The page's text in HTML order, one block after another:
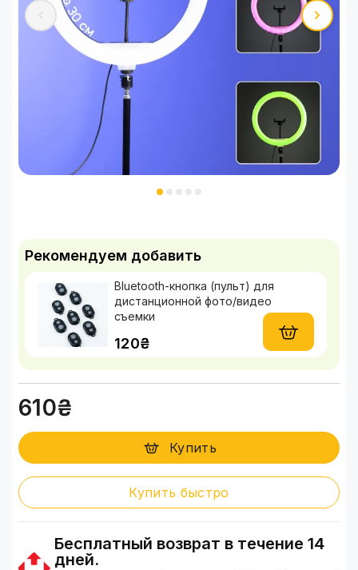
610₴
Купить
Купить быстро
Рекомендуем добавить
Bluetooth-кнопка (пульт) для
дистанционной фото/видео
съемки
120₴
Бесплатный возврат в течение 14
дней.